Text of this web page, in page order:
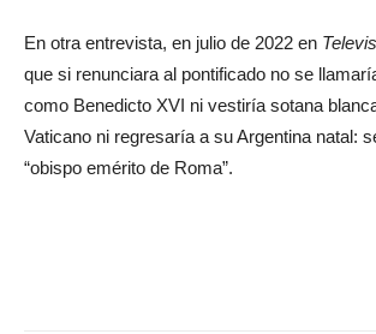
En otra entrevista, en julio de 2022 en
que si renunciara al pontificado no se
como Benedicto XVI ni vestiría sotana
Vaticano ni regresaría a su Argentina natal:
“obispo emérito de Roma”.